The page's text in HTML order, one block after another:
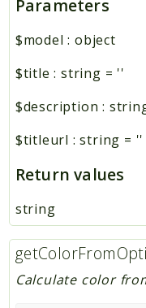
Parameters
$model : object
$title : string = ''
$description :
$titleurl :string = ''
Return values
string
Calculate color